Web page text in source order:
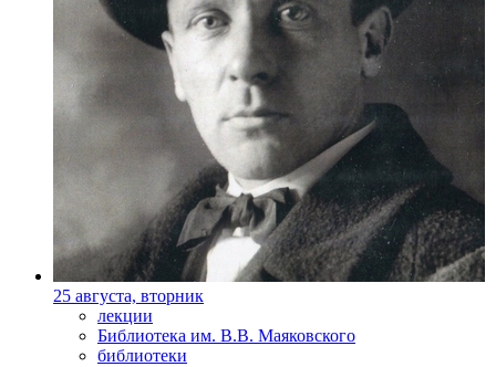
25 августа, вторник
лекции
Библиотека им. В.В. Маяковского
библиотеки